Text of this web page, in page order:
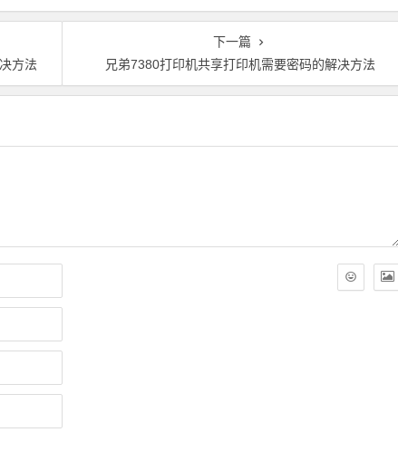
方法
下一篇
兄弟7380打印机共享打印机需要密码的解决方法